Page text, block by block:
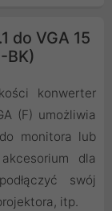
do VGA 15
BK)
konwerter
(F) umożliwia
monitora lub
dla
swój
itp.